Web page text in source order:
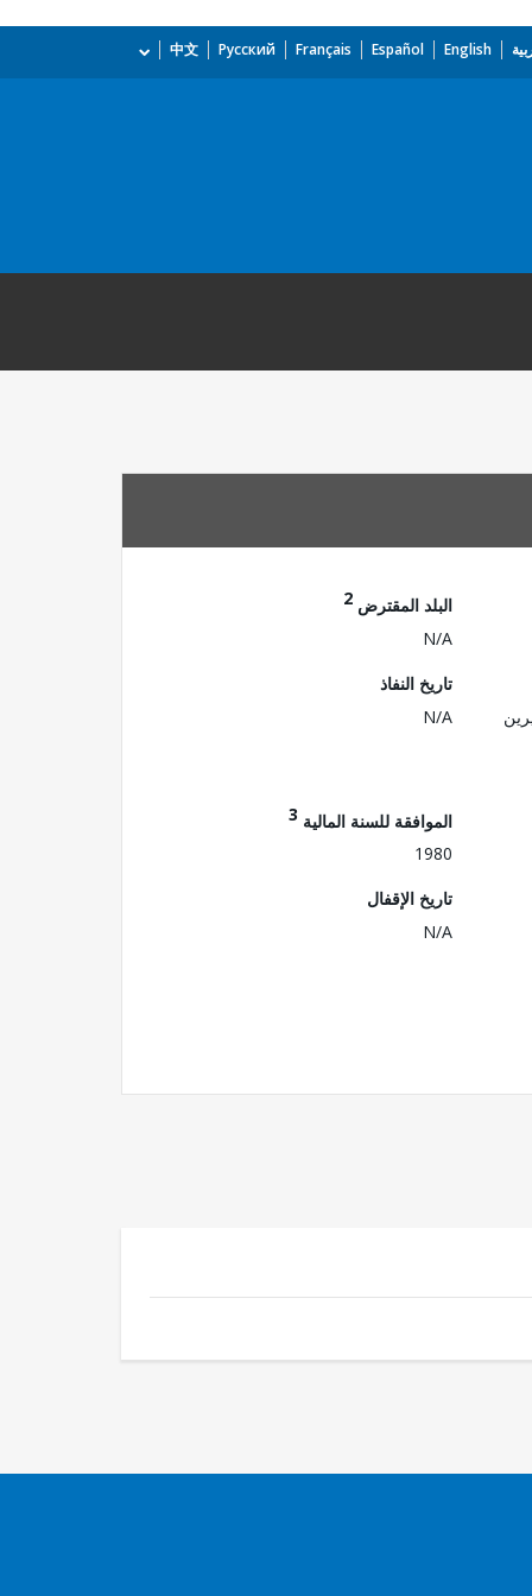
English
Español
Français
Русский
中文
البلد المقترض 2
N/A
تاريخ النفاذ
N/A
الموافقة للسنة المالية 3
1980
تاريخ الإقفال
N/A